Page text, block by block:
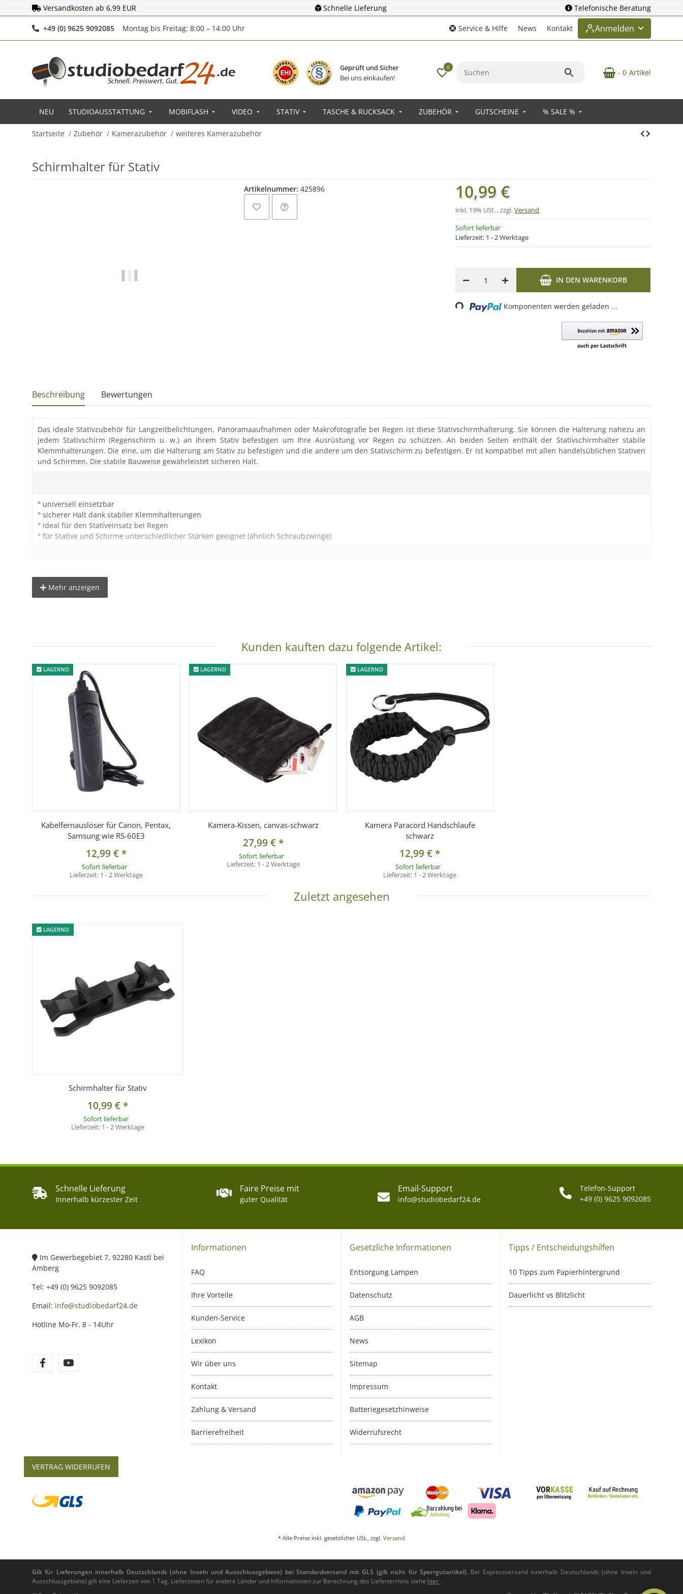
Versandkosten ab 6,99 EUR Schnelle Lieferung Telefonische Beratung
+49 (0) 9625 9092085Telefonnummer
Montag bis Freitag: 8:00 – 14:00 Uhr Service & Hilfe News Kontakt Anmelden
Geprüft und Sicher
Bei uns einkaufen!
0
- 0 Artikel
NEU STUDIOAUSSTATTUNG MOBIFLASH VIDEO STATIV TASCHE & RUCKSACK ZUBEHÖR GUTSCHEINE % SALE %
Startseite Zubehör Kamerazubehör weiteres Kamerazubehör
Schirmhalter für Stativ
Artikelnummer: 425896
Sofort lieferbar
Lieferzeit: 1 - 2 Werktage
10,99 €
inkl. 19% USt. , zzgl.Versand
IN DEN WARENKORB
Loading... Komponenten werden geladen ...
Beschreibung Bewertungen
Das ideale Stativzubehör für Langzeitbelichtungen, Panoramaaufnahmen oder Makrofotografie bei Regen ist diese Stativschirmhalterung. Sie können die Halterung nahezu an
jedem Stativschirm (Regenschirm u. w.) an Ihrem Stativ befestigen um Ihre Ausrüstung vor Regen zu schützen. An beiden Seiten enthält der Stativschirmhalter stabile
Klemmhalterungen. Die eine, um die Halterung am Stativ zu befestigen und die andere um den Stativschirm zu befestigen. Er ist kompatibel mit allen handelsüblichen Stativen
und Schirmen. Die stabile Bauweise gewährleistet sicheren Halt.
° universell einsetzbar
° sicherer Halt dank stabiler Klemmhalterungen
° ideal für den Stativeinsatz bei Regen
° für Stative und Schirme unterschiedlicher Stärken geeignet (ähnlich Schraubzwinge)
Lieferumfang:
1x Schirmhalter für Stativ
Mehr anzeigen
Kunden kauften dazu folgende Artikel:
LAGERND
Kabelfernauslöser für Canon, Pentax,
Samsung wie RS-60E3
12,99 €*
Sofort lieferbar
Lieferzeit: 1 - 2 Werktage
LAGERND
Kamera-Kissen, canvas-schwarz
27,99 €*
Sofort lieferbar
Lieferzeit: 1 - 2 Werktage
LAGERND
Kamera Paracord Handschlaufe
schwarz
12,99 €*
Sofort lieferbar
Lieferzeit: 1 - 2 Werktage
Zuletzt angesehen
LAGERND
Schirmhalter für Stativ
10,99 €*
Sofort lieferbar
Lieferzeit: 1 - 2 Werktage
Schnelle Lieferung
Innerhalb kürzester Zeit
Faire Preise mit
guter Qualität
Email-Support
info@studiobedarf24.de
Telefon-Support
+49 (0) 9625 9092085
Im Gewerbegebiet 7, 92280 Kastl bei
Amberg
Tel: +49 (0) 9625 9092085
Email: info@studiobedarf24.de
Hotline Mo-Fr. 8 - 14Uhr
Informationen
FAQ
Ihre Vorteile
Kunden-Service
Lexikon
Wir über uns
Kontakt
Zahlung & Versand
Barrierefreiheit
Gesetzliche Informationen
Entsorgung Lampen
Datenschutz
AGB
News
Sitemap
Impressum
Batteriegesetzhinweise
Widerrufsrecht
Tipps / Entscheidungshilfen
10 Tipps zum Papierhintergrund
Dauerlicht vs Blitzlicht
VERTRAG WIDERRUFEN
* Alle Preise inkl. gesetzlicher USt., zzgl. Versand
Gilt für Lieferungen innerhalb Deutschlands (ohne Inseln und Ausschlussgebiete) bei Standardversand mit GLS (gilt nicht für Sperrgutartikel).Bei Expressversand innerhalb Deutschlands (ohne Inseln und
Ausschlussgebiete) gilt eine Lieferzeit von 1 Tag. Lieferzeiten für andere Länder und Informationen zur Berechnung des Liefertermins siehe hier .